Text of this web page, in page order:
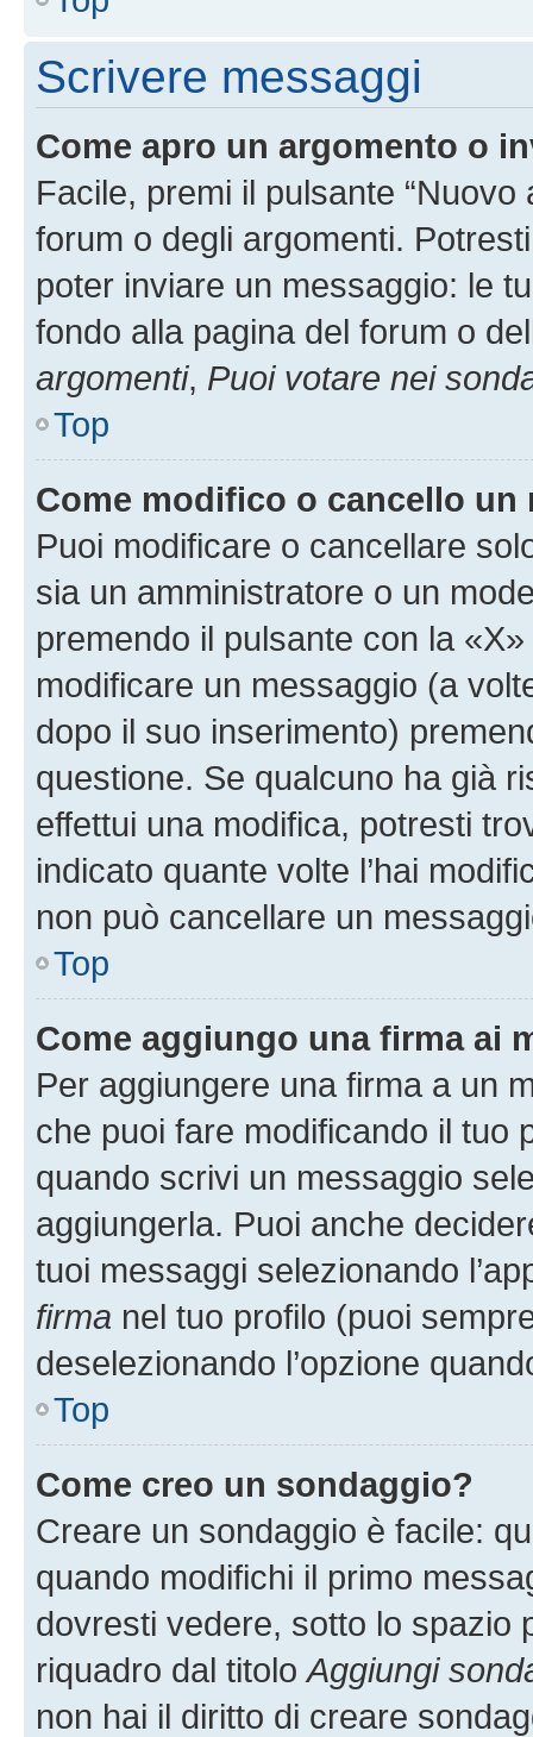
Scrivere messaggi
Come apro un argomento o
Facile, premi il pulsante
forum o degli argomenti.
poter inviare un messaggio: le
fondo alla pagina del forum o
argomenti, Puoi votare nei
Top
Come modifico o cancello un
Puoi modificare o cancellare
sia un amministratore o un
premendo il pulsante con la
modificare un messaggio (a
dopo il suo inserimento)
questione. Se qualcuno ha già
effettui una modifica, potresti
indicato quante volte l’hai
non può cancellare un
Top
Come aggiungo una firma ai
Per aggiungere una firma a un
che puoi fare modificando il tuo
quando scrivi un messaggio
aggiungerla. Puoi anche
tuoi messaggi selezionando
firma nel tuo profilo (puoi
deselezionando l’opzione
Top
Come creo un sondaggio?
Creare un sondaggio è facile:
quando modifichi il primo
dovresti vedere, sotto lo spazio
riquadro dal titoloAggiungi
non hai il diritto di creare